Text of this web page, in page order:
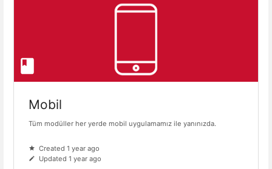
Mobil
Tüm modüller her yerde mobil uygulamamız ile yanınızda.
Created 1 year ago
Updated 1 year ago